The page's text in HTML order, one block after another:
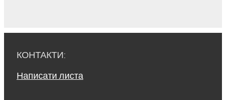
КОНТАКТИ:
Написати листа